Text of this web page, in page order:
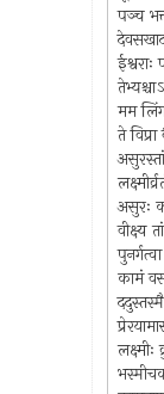
पञ्च
मम
ते
असुरः
वीक्ष्य
कामं